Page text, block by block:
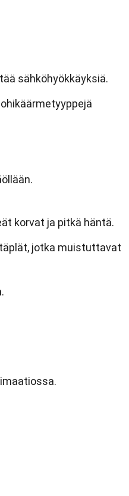
sähköhyökkäyksiä.
korvat ja pitkä häntä.
jotka muistuttavat